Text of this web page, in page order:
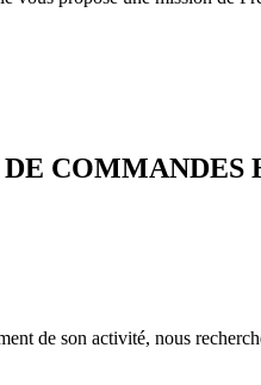
COMMANDES
de son activité, nous